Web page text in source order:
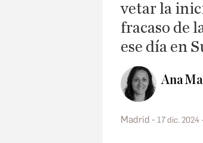
vetar la
fracaso de
ese día en
Ana
Madrid 17 dic. 2024